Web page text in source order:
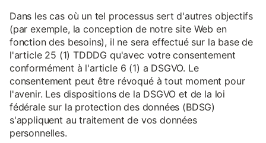
Dans les cas où un tel processus sert d'autres objectifs
(par exemple, la conception de notre site Web en
fonction des besoins), il ne sera effectué sur la base de
l'article 25 (1) TDDDG qu'avec votre consentement
conformément à l'article 6 (1) a DSGVO. Le
consentement peut être révoqué à tout moment pour
l'avenir. Les dispositions de la DSGVO et de la loi
fédérale sur la protection des données (BDSG)
s'appliquent au traitement de vos données
personnelles.